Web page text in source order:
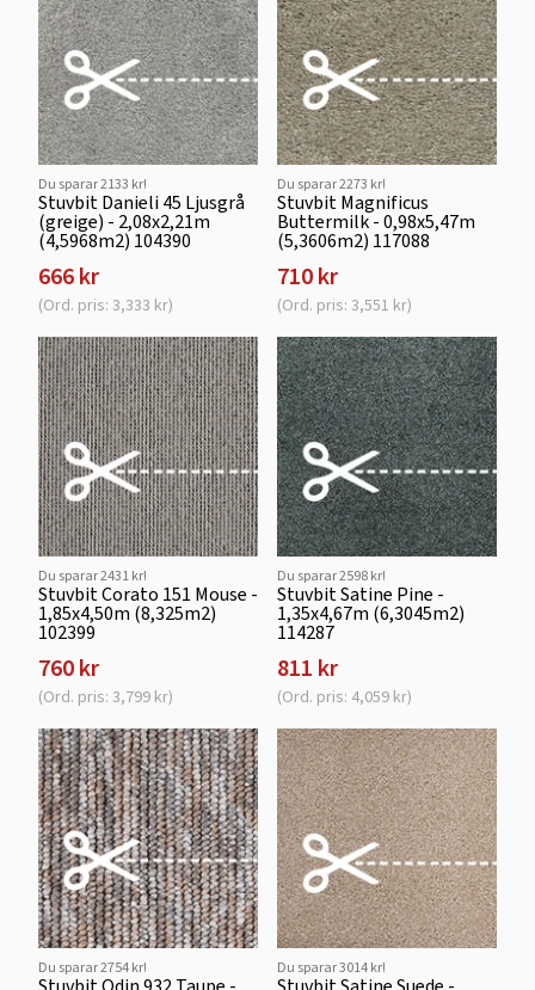
Du sparar 2133 kr!
Stuvbit Danieli 45 Ljusgrå
(greige) - 2,08x2,21m
(4,5968m2) 104390
666 kr
(Ord. pris: 3,333 kr)
Du sparar 2273 kr!
Stuvbit Magnificus
Buttermilk - 0,98x5,47m
(5,3606m2) 117088
710 kr
(Ord. pris: 3,551 kr)
Du sparar 2431 kr!
Stuvbit Corato 151 Mouse -
1,85x4,50m (8,325m2)
102399
760 kr
(Ord. pris: 3,799 kr)
Du sparar 2598 kr!
Stuvbit Satine Pine -
1,35x4,67m (6,3045m2)
114287
811 kr
(Ord. pris: 4,059 kr)
Du sparar 2754 kr! Du sparar 3014 kr!